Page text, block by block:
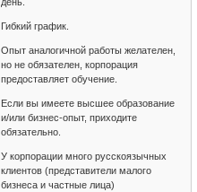
Гибкий график.
Опыт аналогичной работы желателен,
но не обязателен, корпорация
предоставляет обучение.
Если вы имеете высшее образование
и/или бизнес-опыт, приходите
обязательно.
У корпорации много русскоязычных
клиентов (представители малого
бизнеса и частные лица)